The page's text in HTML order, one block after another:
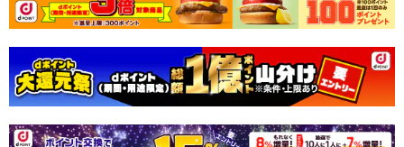
※予約商品は決済手段ごとに定められた決済期限日にお支払いを完
了することがございます。ご了承いただいたうえでお申し込みくだ
さい。
【配送伝票番号について】
伝票番号がマイページに表示されない場合もございます。